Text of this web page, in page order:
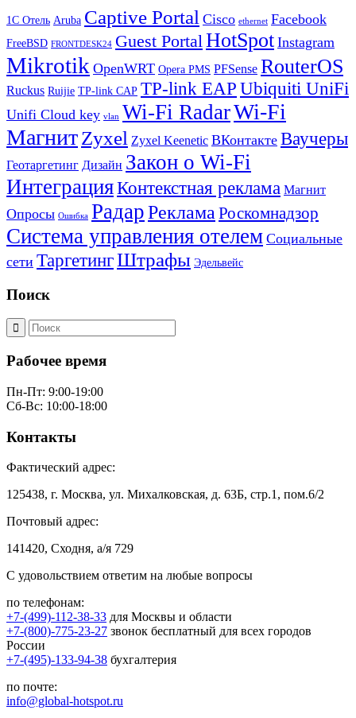
1С Отель Aruba Captive Portal Cisco ethernet Facebook
FreeBSD FRONTDESK24 Guest PortalHotSpot Instagram
Mikrotik OpenWRT Opera PMS PFSense RouterOS
Ruckus Ruijie TP-link CAP TP-link EAP Ubiquiti UniFi
Unifi Cloud key vlan Wi-Fi RadarWi-Fi
МагнитZyxel Zyxel Keenetic ВКонтакте Ваучеры
Геотаргетинг Дизайн Закон о Wi-Fi
ИнтеграцияКонтекстная реклама Магнит
Опросы Ошибка РадарРеклама Роскомнадзор
Система управления отелем Социальные
сети ТаргетингШтрафы Эдельвейс
Поиск
Рабочее время
Пн-Пт: 9:00-19:00
Сб-Вс: 10:00-18:00
Контакты
Фактический адрес:
125438, г. Москва, ул. Михалковская, д. 63Б, стр.1, пом.6/2
Почтовый адрес:
141420, Сходня, а/я 729
С удовольствием ответим на любые вопросы
по телефонам:
+7-(499)-112-38-33 для Москвы и области
+7-(800)-775-23-27 звонок бесплатный для всех городов
России
+7-(495)-133-94-38 бухгалтерия
по почте:
info@global-hotspot.ru